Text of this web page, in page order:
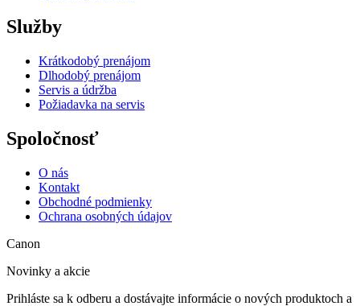
Služby
Krátkodobý prenájom
Dlhodobý prenájom
Servis a údržba
Požiadavka na servis
Spoločnosť
O nás
Kontakt
Obchodné podmienky
Ochrana osobných údajov
Canon
Novinky a akcie
Prihláste sa k odberu a dostávajte informácie o nových produktoch a